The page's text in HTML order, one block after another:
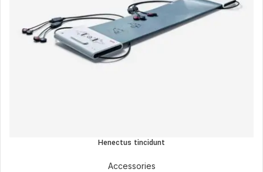
Henectus tincidunt
Accessories